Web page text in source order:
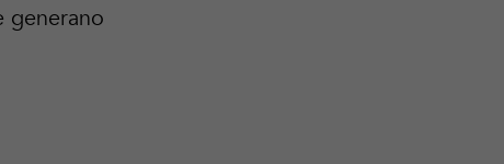
generano